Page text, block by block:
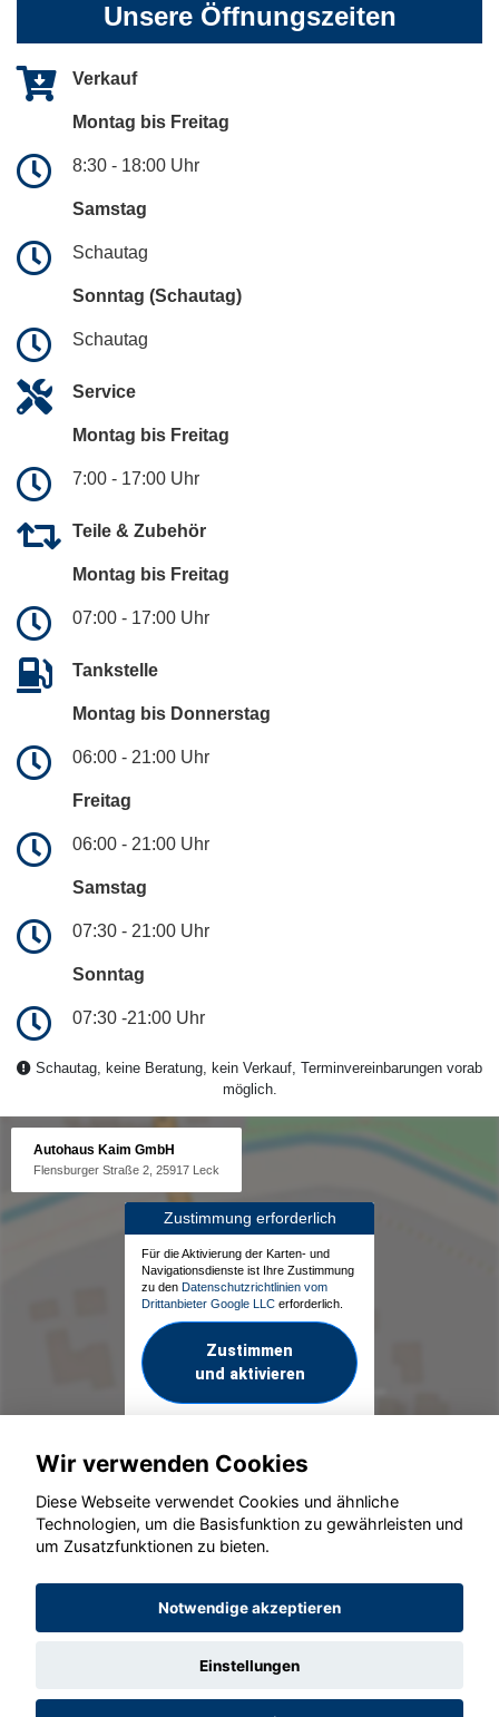
Unsere Öffnungszeiten
Verkauf
Montag bis Freitag
8:30 - 18:00 Uhr
Samstag
Schautag
Sonntag (Schautag)
Schautag
Service
Montag bis Freitag
7:00 - 17:00 Uhr
Teile & Zubehör
Montag bis Freitag
07:00 - 17:00 Uhr
Tankstelle
Montag bis Donnerstag
06:00 - 21:00 Uhr
Freitag
06:00 - 21:00 Uhr
Samstag
07:30 - 21:00 Uhr
Sonntag
07:30 -21:00 Uhr
Schautag, keine Beratung, kein Verkauf, Terminvereinbarungen vorab
möglich.
Autohaus Kaim GmbH
Flensburger Straße 2, 25917 Leck
Zustimmung erforderlich
Für die Aktivierung der Karten- und
Navigationsdienste ist Ihre Zustimmung
zu den Datenschutzrichtlinien vom
Drittanbieter Google LLC erforderlich.
Zustimmen
und aktivieren
© konjunkturmotor.de GmbH 2020 - 2026
Wir verwenden Cookies
Diese Webseite verwendet Cookies und ähnliche
Technologien, um die Basisfunktion zu gewährleisten und
um Zusatzfunktionen zu bieten.
Notwendige akzeptieren
Einstellungen